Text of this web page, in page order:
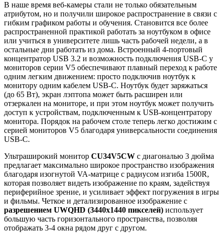
В наше время веб-камеры стали не только обязательным
атрибутом, но и получили широкое распространение в связи с
гибким графиком работы и обучения. Становится все более
распространенной практикой работать за ноутбуком в офисе
или учиться в университете лишь часть рабочей недели, а в
остальные дни работать из дома. Встроенный 4-портовый
концентратор USB 3.2 и возможность подключения USB-C у
мониторов серии V5 обеспечивают плавный переход к работе
одним легким движением: просто подключив ноутбук к
монитору одним кабелем USB-C. Ноутбук будет заряжаться
(до 65 Вт), экран лэптопа может быть расширен или
отзеркален на мониторе, и при этом ноутбук может получить
доступ к устройствам, подключенным к USB-концентратору
монитора. Порядок на рабочем столе теперь легко достижим с
серией мониторов V5 благодаря универсальности соединения
USB-C.
Ультраширокий монитор CU34V5CW c диагональю 3 дюйма
предлагает максимально широкое пространство изображения
благодаря изогнутой VA-матрице с радиусом изгиба 1500R,
которая позволяет видеть изображение по краям, задействуя
периферийное зрение, и усиливает эффект погружения в игры
и фильмы. Четкое и детализированное изображение с
разрешением UWQHD (3440x1440 пикселей) использует
большую часть горизонтального пространства, позволяя
отображать 3-4 окна рядом друг с другом.